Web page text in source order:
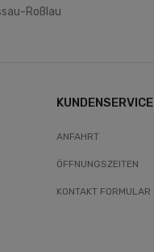
Roßlau
KUNDENSERVICE
ANFAHRT
ÖFFNUNGSZEITEN
KONTAKT FORMULAR